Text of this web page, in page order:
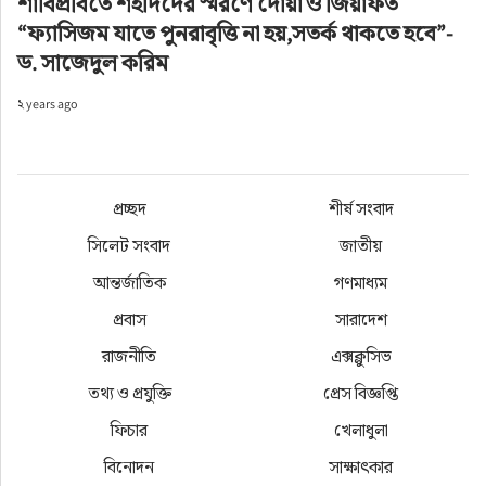
বাংলাদেশ স্টুডেন্ট কাউন্সিল সিলেট বিভাগীয়, জেলা ও
মহানগর ইউনিটের উদ্যোগে সিলেট বিভাগের সর্বস্থরের
জনতা ও ছাত্রসমাজকে নিয়ে ফিলিস্তিনে নিরীহ মুসলিম
হত্যা, গুমের বিরুদ্ধে এবং নেতানিয়াহুর শাস্তির দাবিতে
বৃহস্পতিবার (১০ এপ্রিল) বিকেল ৩টায় সিলেট নগরীর
কোর্ট পয়েন্টে “মার্চ ফর গাজা” কর্মসূচী অনুষ্ঠিত হবে।
“মার্চ ফর গাজা” উপলক্ষ্যে এক বিক্ষোভ মিছিল নগরীর
“ফ্যাসিজম যাতে পুনরাবৃত্তি না হয়,সতর্ক থাকতে হবে”-
ড. সাজেদুল করিম
২ years ago
প্রচ্ছদ
শীর্ষ সংবাদ
সিলেট সংবাদ
জাতীয়
আন্তর্জাতিক
গণমাধ্যম
প্রবাস
সারাদেশ
রাজনীতি
এক্সক্লুসিভ
তথ্য ও প্রযুক্তি
প্রেস বিজ্ঞপ্তি
ফিচার
খেলাধুলা
বিনোদন
সাক্ষাৎকার